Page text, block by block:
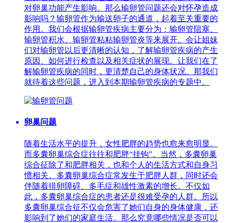
对卵巢功能产生影响。那么输卵管问题还会对怀孕造成
影响吗？输卵管作为输送卵子的通道，起着至关重要的
作用。我们会根据输卵管疾病主要分为：输卵管阻塞、
输卵管积水、输卵管粘粘输卵管炎等来展开。会让姐妹
们对输卵管以后更清晰的认知，了解输卵管疾病的产生
原因、如何进行检查以及相关症状的展现。让我们在了
解输卵管疾病的同时，更清楚自己的身体状况。那我们
就待着这些问题，进入到本期输卵管疾病的专题中。
卵巢问题
随着生活水平的提升，女性肥胖的趋势也愈来愈明显。
而多囊卵巢综合症往往和肥胖“挂钩”。当然，多囊卵巢
综合征除了和肥胖相关，也和个人的生活方式和自身习
惯相关。多囊卵巢综合症常发生于肥胖人群，同时还会
伴随着排卵障碍、多毛症和雄性激素的增长。不仅如
此，多囊卵巢综合症的患者还是很难受孕的人群。所以
多囊卵巢综合征不仅会危害了她们自身的身体健康，还
影响到了她们的家庭生活。那么究竟哪些情况是否可以